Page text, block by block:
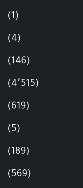
(1)
(4)
(146)
(4٬515)
(619)
(5)
(189)
(569)